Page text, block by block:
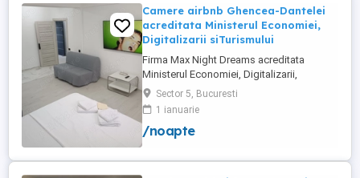
Camere airbnb Ghencea-Dantelei
acreditata Ministerul Economiei,
Digitalizarii siTurismului
Firma Max Night Dreams acreditata
Ministerul Economiei, Digitalizarii,
Antreprenoriatului si Turismului închiriază
in regim hotelier in zona Drumul Taberei -
Ghencea diferite tipuri de camere Camera
single cu o suprafață totală de 16mp
cu o suprafață totală de ...
Sector 5, Bucuresti
1 ianuarie
/noapte